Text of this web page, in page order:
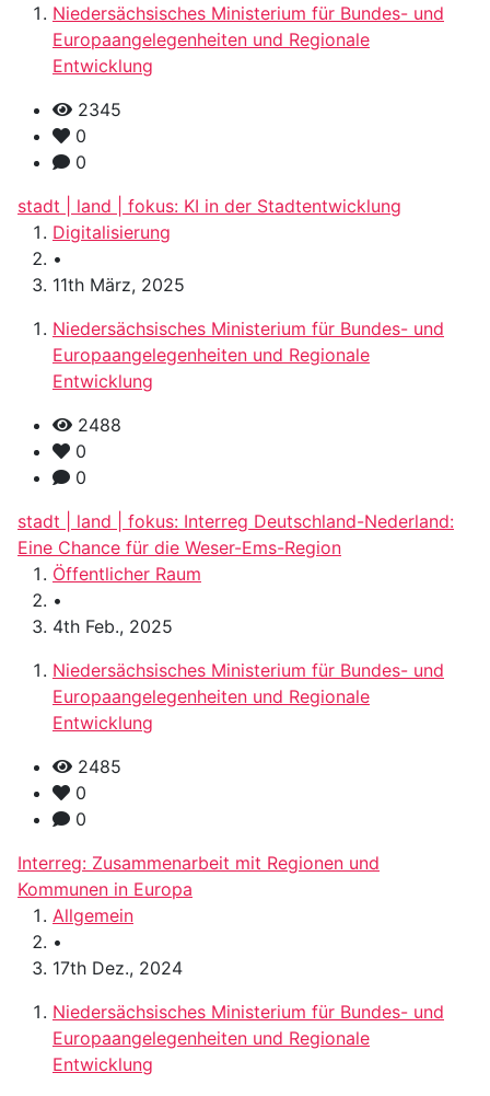
Niedersächsisches Ministerium für Bundes- und
Europaangelegenheiten und Regionale
Entwicklung
2345
0
0
stadt | land | fokus: KI in der Stadtentwicklung
Digitalisierung
•
11th März, 2025
Niedersächsisches Ministerium für Bundes- und
Europaangelegenheiten und Regionale
Entwicklung
2488
0
0
stadt | land | fokus: Interreg Deutschland-Nederland:
Eine Chance für die Weser-Ems-Region
Öffentlicher Raum
•
4th Feb., 2025
Niedersächsisches Ministerium für Bundes- und
Europaangelegenheiten und Regionale
Entwicklung
2485
0
0
Interreg: Zusammenarbeit mit Regionen und
Kommunen in Europa
Allgemein
•
17th Dez., 2024
Niedersächsisches Ministerium für Bundes- und
Europaangelegenheiten und Regionale
Entwicklung